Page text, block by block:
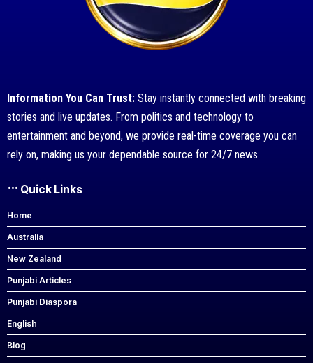
Information You Can Trust: Stay instantly connected with breaking
stories and live updates. From politics and technology to
entertainment and beyond, we provide real-time coverage you can
rely on, making us your dependable source for 24/7 news.
Quick Links
Home
Australia
New Zealand
Punjabi Articles
Punjabi Diaspora
English
Blog